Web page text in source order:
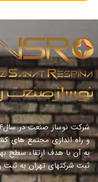
و راه اندازی مجتمع های
به آن با هدف ارتقاء سطح
ثبت شرکتهای تهران به ثبت